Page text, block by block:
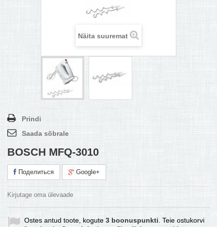
Näita suuremat
Prindi
Saada sõbrale
BOSCH MFQ-3010
Поделиться Google+
Kirjutage oma ülevaade
Ostes antud toote, kogute 3 boonuspunkti . Teie ostukorvi